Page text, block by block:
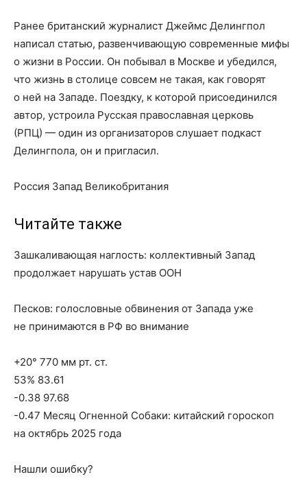
Ранее британский журналист Джеймс Делингпол
написал статью, развенчивающую современные мифы
о жизни в России. Он побывал в Москве и убедился,
что жизнь в столице совсем не такая, как говорят
о ней на Западе. Поездку, к которой присоединился
автор, устроила Русская православная церковь
(РПЦ) — один из организаторов слушает подкаст
Делингпола, он и пригласил.
Россия Запад Великобритания
Читайте также
Зашкаливающая наглость: коллективный Запад
продолжает нарушать устав ООН
Песков: голословные обвинения от Запада уже
не принимаются в РФ во внимание
+20° 770 мм рт. ст.
53% 83.61
-0.38 97.68
-0.47 Месяц Огненной Собаки: китайский гороскоп
на октябрь 2025 года
Нашли ошибку?